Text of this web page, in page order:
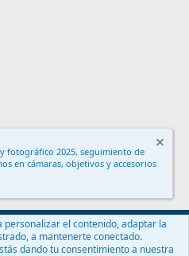
Política de privacidad
Ayuda
fotográfico 2025, seguimiento de
en cámaras, objetivos y accesorios
el contenido, adaptar la
a mantenerte conectado.
dando tu consentimiento a nuestra